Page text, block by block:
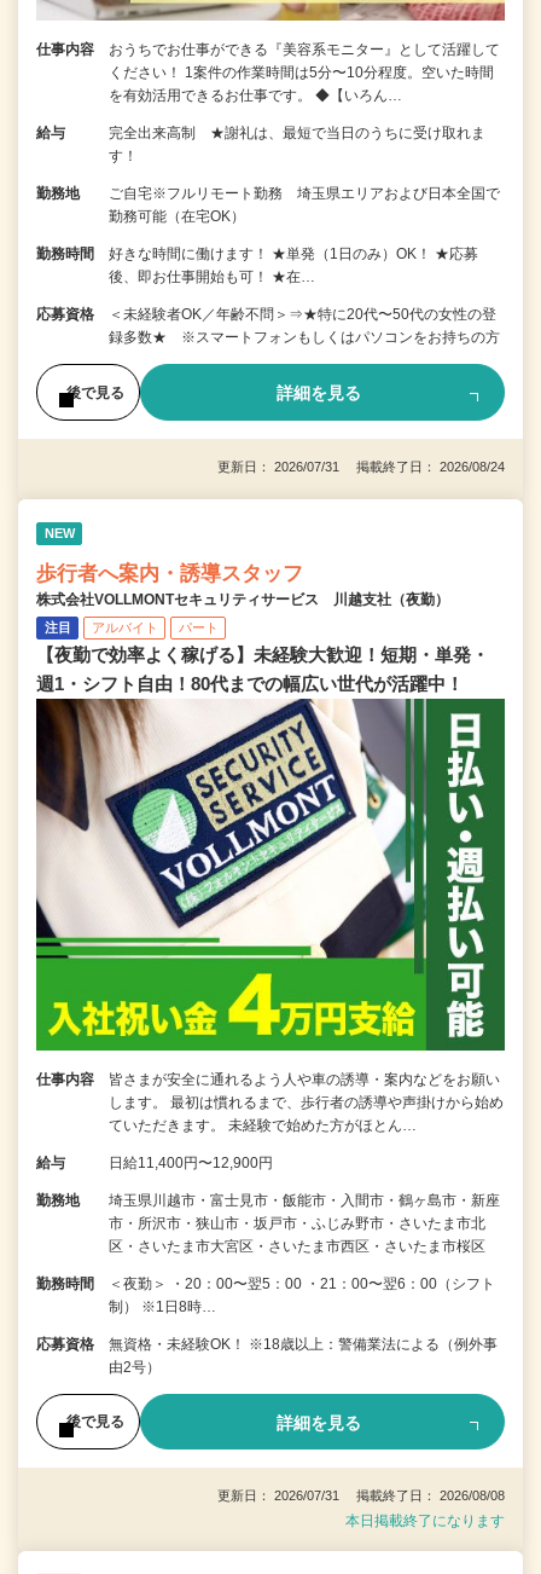
仕事内容
おうちでお仕事ができる『美容系モニター』として活躍して
ください！ 1案件の作業時間は5分〜10分程度。空いた時間
を有効活用できるお仕事です。 ◆【いろん…
給与
完全出来高制 ★謝礼は、最短で当日のうちに受け取れま
す！
勤務地
ご自宅※フルリモート勤務 埼玉県エリアおよび日本全国で
勤務可能（在宅OK）
勤務時間
好きな時間に働けます！ ★単発（1日のみ）OK！ ★応募
後、即お仕事開始も可！ ★在…
応募資格
＜未経験者OK／年齢不問＞⇒★特に20代〜50代の女性の登
録多数★ ※スマートフォンもしくはパソコンをお持ちの方
後で見る 詳細を見る
更新日： 2026/07/31 掲載終了日： 2026/08/24
NEW
歩行者へ案内・誘導スタッフ
株式会社VOLLMONTセキュリティサービス 川越支社（夜勤）
注目 アルバイト パート
【夜勤で効率よく稼げる】未経験大歓迎！短期・単発・
週1・シフト自由！80代までの幅広い世代が活躍中！
仕事内容
皆さまが安全に通れるよう人や車の誘導・案内などをお願い
します。 最初は慣れるまで、歩行者の誘導や声掛けから始め
ていただきます。 未経験で始めた方がほとん…
給与 日給11,400円〜12,900円
勤務地
埼玉県川越市・富士見市・飯能市・入間市・鶴ヶ島市・新座
市・所沢市・狭山市・坂戸市・ふじみ野市・さいたま市北
区・さいたま市大宮区・さいたま市西区・さいたま市桜区
勤務時間
＜夜勤＞ ・20：00〜翌5：00 ・21：00〜翌6：00（シフト
制） ※1日8時…
応募資格
無資格・未経験OK！ ※18歳以上：警備業法による（例外事
由2号）
後で見る 詳細を見る
更新日： 2026/07/31 掲載終了日： 2026/08/08
本日掲載終了になります